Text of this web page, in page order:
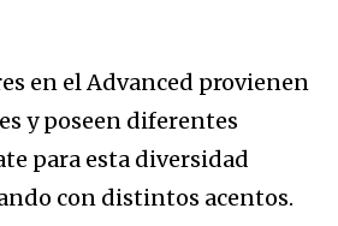
en el Advanced provienen
y poseen diferentes
para esta diversidad
con distintos acentos.